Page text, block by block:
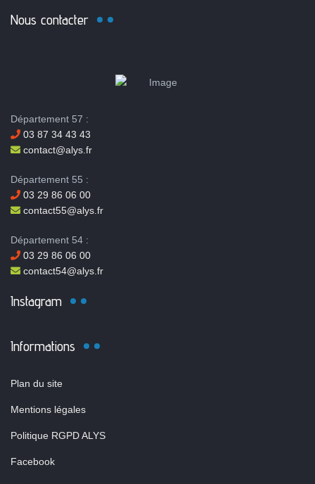
Nous contacter
Département 57 :
03 87 34 43 43
contact@alys.fr
Département 55 :
03 29 86 06 00
contact55@alys.fr
Département 54 :
03 29 86 06 00
contact54@alys.fr
Instagram
Informations
Plan du site
Mentions légales
Politique RGPD ALYS
Facebook